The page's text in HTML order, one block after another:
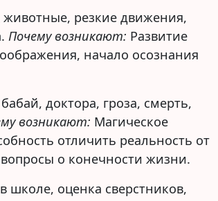
животные, резкие движения,
Почему возникают: Развитие
начало осознания
доктора, гроза, смерть,
возникают: Магическое
отличить реальность от
о конечности жизни.
школе, оценка сверстников,